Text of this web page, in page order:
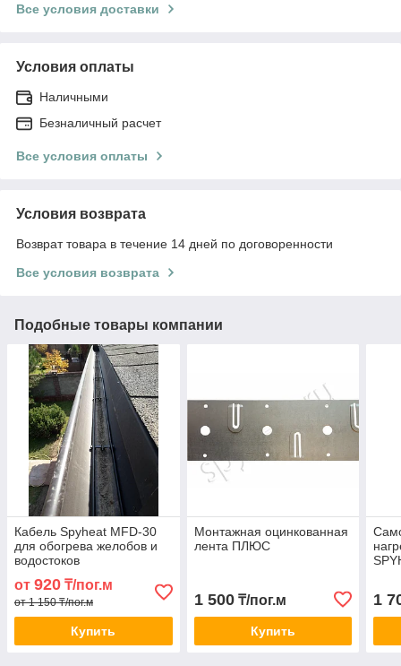
Все условия доставки
Условия оплаты
Наличными
Безналичный расчет
Все условия оплаты
Условия возврата
Возврат товара в течение 14 дней по договоренности
Все условия возврата
Подобные товары компании
Кабель Spyheat MFD-30
для обогрева желобов и
водостоков
от 920 ₸/пог.м
от 1 150 ₸/пог.м
Купить
Монтажная оцинкованная
лента ПЛЮС
1 500₸/пог.м
Купить
1